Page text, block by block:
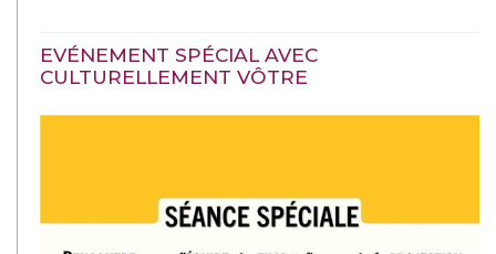
EVÉNEMENT SPÉCIAL AVEC
CULTURELLEMENT VÔTRE